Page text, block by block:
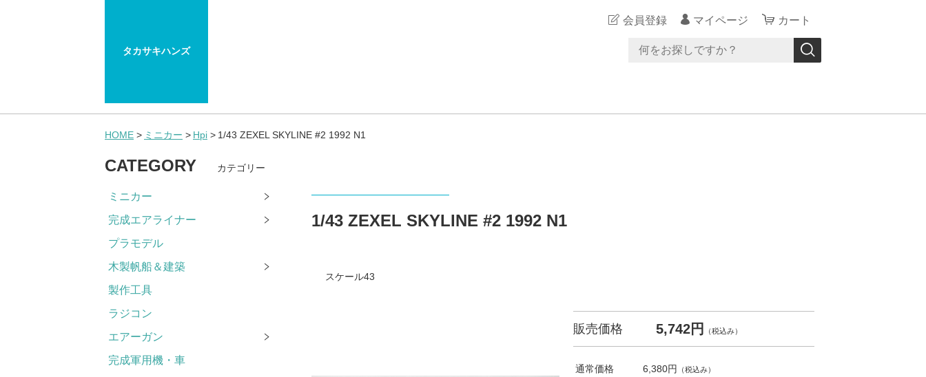
タカサキハンズ
会員登録 マイページ カート
HOME ミニカー Hpi 1/43 ZEXEL SKYLINE #2 1992 N1
1/43 ZEXEL SKYLINE #2 1992 N1
スケール43
販売価格 5,742円 （税込み）
通常価格 6,380円 （税込み）
CATEGORY カテゴリー
ミニカー
完成エアライナー
プラモデル
木製帆船＆建築
製作工具
ラジコン
エアーガン
完成軍用機・車